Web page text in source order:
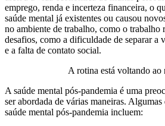
emprego, renda e incerteza financeira, o
saúde mental já existentes ou causou
no ambiente de trabalho, como o trabalho
desafios, como a dificuldade de separar a
e a falta de contato social.
A rotina está voltando
A saúde mental pós-pandemia é uma
ser abordada de várias maneiras.
saúde mental pós-pandemia incluem: